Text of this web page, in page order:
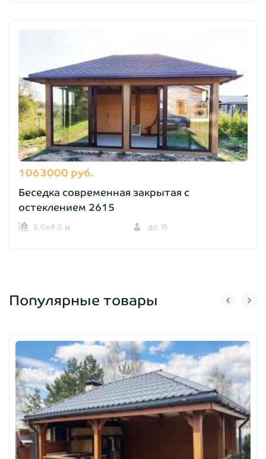
1063000 руб.
Беседка современная закрытая с
остеклением 2615
6,0х4,0 м. до 15
Популярные товары